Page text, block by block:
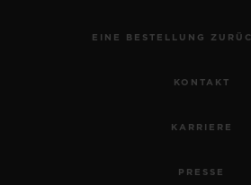
EINE BESTELLUNG
KONTAKT
KARRIERE
PRESSE